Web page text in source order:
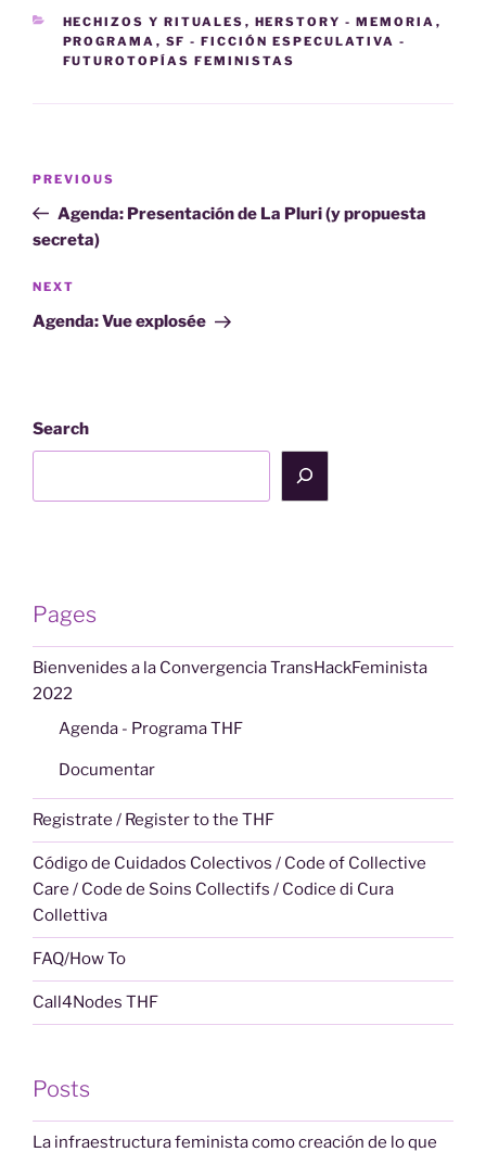
CATEGORIES
HECHIZOS Y RITUALES , HERSTORY - MEMORIA ,
PROGRAMA , SF - FICCIÓN ESPECULATIVA -
FUTUROTOPÍAS FEMINISTAS
Previous
Post
PREVIOUS
Agenda: Presentación de La Pluri (y propuesta
secreta)
Next
Post
NEXT
Agenda: Vue explosée
Search
Pages
Bienvenides a la Convergencia TransHackFeminista
2022
Agenda - Programa THF
Documentar
Registrate / Register to the THF
Código de Cuidados Colectivos / Code of Collective
Care / Code de Soins Collectifs / Codice di Cura
Collettiva
FAQ/How To
Call4Nodes THF
Posts
La infraestructura feminista como creación de lo que